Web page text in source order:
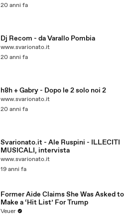
20 anni fa
Dj Recom - da Varallo Pombia
www.svarionato.it
20 anni fa
h8h + Gabry - Dopo le 2 solo noi 2
www.svarionato.it
20 anni fa
Svarionato.it - Ale Ruspini - ILLECITI
MUSICALI, intervista
www.svarionato.it
19 anni fa
Former Aide Claims She Was Asked to
Make a ‘Hit List’ For Trump
Veuer